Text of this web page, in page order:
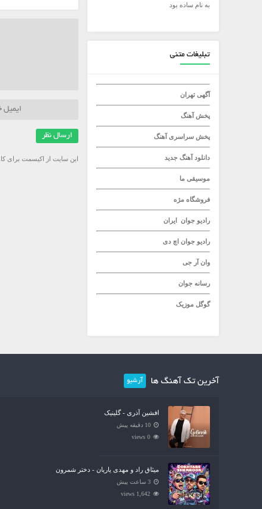
به نام ساده بود
تبلیغات متنی
آگهی تهران
پخش آهنگ
پخش سراسری آهنگ
دانلود آهنگ جدید
موسیقی ما
فروشگاه مژه
رادیو جوان ایران
رادیو جوان اچ دی
وان آر جی
رسانه جوان
گوگل موزیک
این سایت از اکیسمت برای
آخرین تک آهنگ ها آرشیو
افشین آذری - گلینیک
10 دقیقه پیش
0 views
میثاق راد و مهدی یاریان - دختر شمرون
3 ساعت پیش
1,642 views